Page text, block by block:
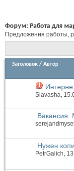
Форум: Работа для
Предложения работы,
Заголовок / Автор
Slavasha,
Вакансия:
Нужен
PetrGalich,